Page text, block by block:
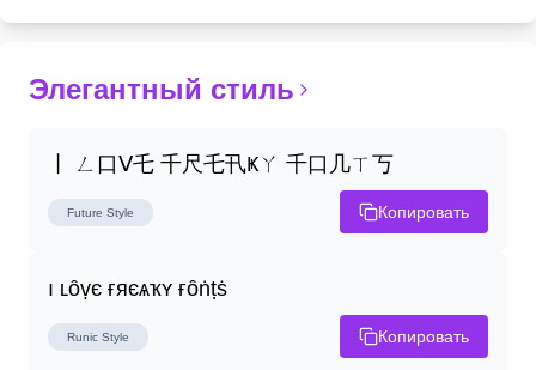
Элегантный стиль
丨 ㄥ口ᐯ乇 千尺乇卂Ҝㄚ 千口几ㄒ丂
Future Style Копировать
ı ʟȏṿє ғяєѧҡʏ ғȏṅṭṡ
Runic Style Копировать